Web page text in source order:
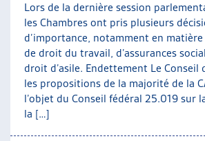
Lors de la dernière session
les Chambres ont pris plusieurs
d’importance, notamment en
de droit du travail, d’assurances
droit d’asile. Endettement Le Conseil
les propositions de la majorité de la
l’objet du Conseil fédéral 25.019 sur
la […]